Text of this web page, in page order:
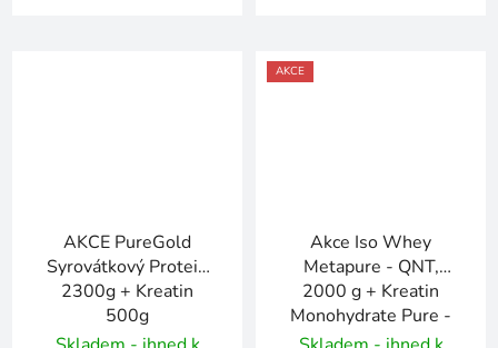
AKCE PureGold
Syrovátkový Protein
2300g + Kreatin
500g
AKCE
Akce Iso Whey
Metapure - QNT,
2000 g + Kreatin
Monohydrate Pure -
QNT, 800 g za 2449